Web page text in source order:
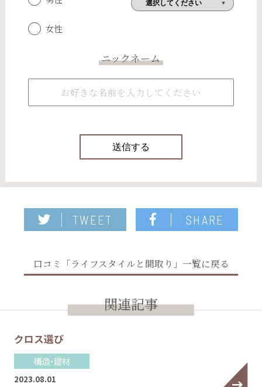
女性
ニックネーム
TWEET SHARE
口コミ「ライフスタイルと間取り」一覧に戻る
関連記事
クロス選び
構造・建材
2023.08.01